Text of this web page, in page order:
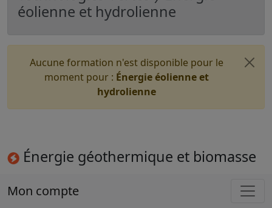
éolienne et hydrolienne
Aucune formation n'est disponible pour le
moment pour : Énergie éolienne et
hydrolienne
Énergie géothermique et biomasse
Énergies Renouvelables et
Mon compte